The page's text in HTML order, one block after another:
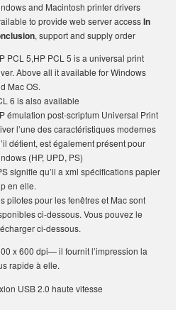
and Macintosh printer drivers
to provide web server accessIn
, support and supply order
PCL 5,HP PCL 5 is a universal print
Above all it available for Windows
Mac OS.
6 is also available
émulation post-scriptum Universal Print
l’une des caractéristiques modernes
détient, est également présent pour
(HP, UPD, PS)
signifie qu’il a xml spécifications papier
en elle.
pilotes pour les fenêtres et Mac sont
ci-dessous. Vous pouvez le
ci-dessous.
x 600 dpi— il fournit l’impression la
rapide à elle.
USB 2.0 haute vitesse